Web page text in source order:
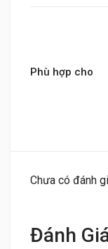
Phù hợp cho
Chưa có đánh
Đánh